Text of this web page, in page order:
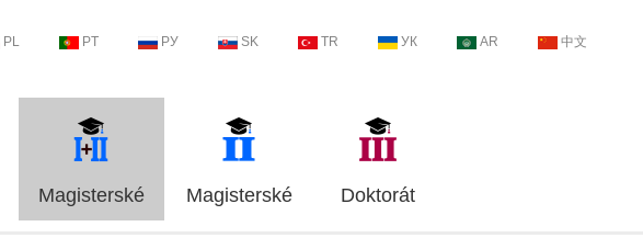
PL PT РУ SK TR УК AR 中文
Magisterské Magisterské Doktorát